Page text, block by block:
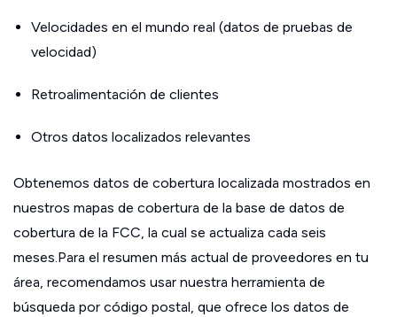
Velocidades en el mundo real (datos de pruebas de
velocidad)
Retroalimentación de clientes
Otros datos localizados relevantes
Obtenemos datos de cobertura localizada mostrados en
nuestros mapas de cobertura de la base de datos de
cobertura de la FCC, la cual se actualiza cada seis
meses.Para el resumen más actual de proveedores en tu
área, recomendamos usar nuestra herramienta de
búsqueda por código postal, que ofrece los datos de